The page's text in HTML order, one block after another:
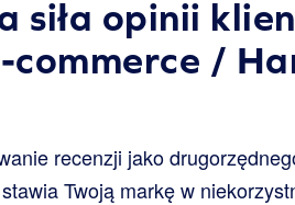
siła opinii
commerce /
recenzji jako
Twoją markę w